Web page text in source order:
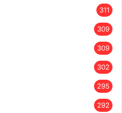
311
309
309
302
295
292